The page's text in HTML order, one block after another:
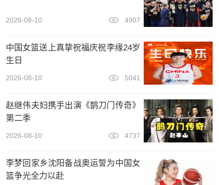
2026-08-10 4907
中国女篮送上真挚祝福庆祝李缘24岁
生日
2026-08-10 5041
赵继伟夫妇携手出演《鹊刀门传奇》
第二季
2026-08-10 4737
李梦回家乡沈阳备战奥运誓为中国女
篮争光全力以赴